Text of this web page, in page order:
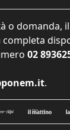
o domanda,
02
.